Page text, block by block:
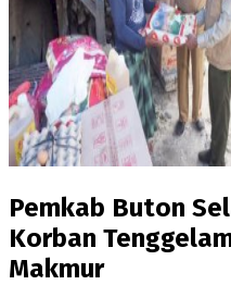
Pemkab Buton
Korban
Makmur